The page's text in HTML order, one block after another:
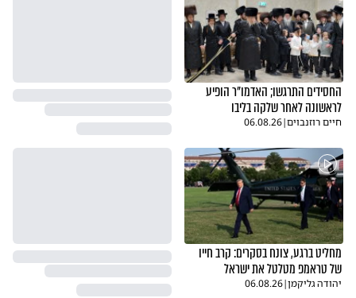
החסידים התרגשו; האדמו"ר הופיע
לראשונה לאחר שלקה בליבו
חיים רוזנבוים|
06.08.26
מחליט ברגע, צונח בסקרים: קרב חייו
של טראמפ מטלטל את ישראל
יהודה גליקמן|
06.08.26